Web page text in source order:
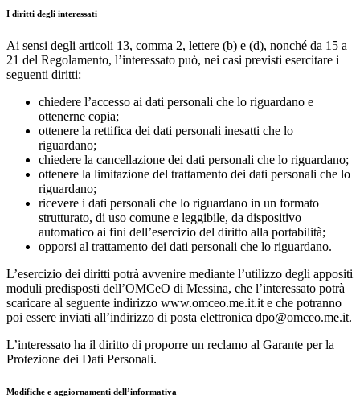
I diritti degli interessati
Ai sensi degli articoli 13, comma 2, lettere (b) e (d), nonché da 15 a
21 del Regolamento, l’interessato può, nei casi previsti esercitare i
seguenti diritti:
chiedere l’accesso ai dati personali che lo riguardano e
ottenerne copia;
ottenere la rettifica dei dati personali inesatti che lo
riguardano;
chiedere la cancellazione dei dati personali che lo riguardano;
ottenere la limitazione del trattamento dei dati personali che lo
riguardano;
ricevere i dati personali che lo riguardano in un formato
strutturato, di uso comune e leggibile, da dispositivo
automatico ai fini dell’esercizio del diritto alla portabilità;
opporsi al trattamento dei dati personali che lo riguardano.
L’esercizio dei diritti potrà avvenire mediante l’utilizzo degli appositi
moduli predisposti dell’OMCeO di Messina, che l’interessato potrà
scaricare al seguente indirizzo www.omceo.me.it.it e che potranno
poi essere inviati all’indirizzo di posta elettronica dpo@omceo.me.it.
L’interessato ha il diritto di proporre un reclamo al Garante per la
Protezione dei Dati Personali.
Modifiche e aggiornamenti dell’informativa